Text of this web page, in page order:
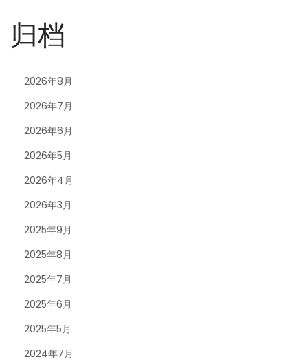
归档
2026年8月
2026年7月
2026年6月
2026年5月
2026年4月
2026年3月
2025年9月
2025年8月
2025年7月
2025年6月
2025年5月
2024年7月